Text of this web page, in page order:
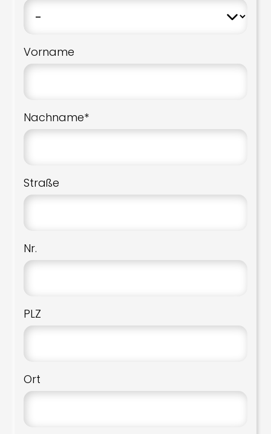
Vorname
Nachname*
Straße
Nr.
PLZ
Ort